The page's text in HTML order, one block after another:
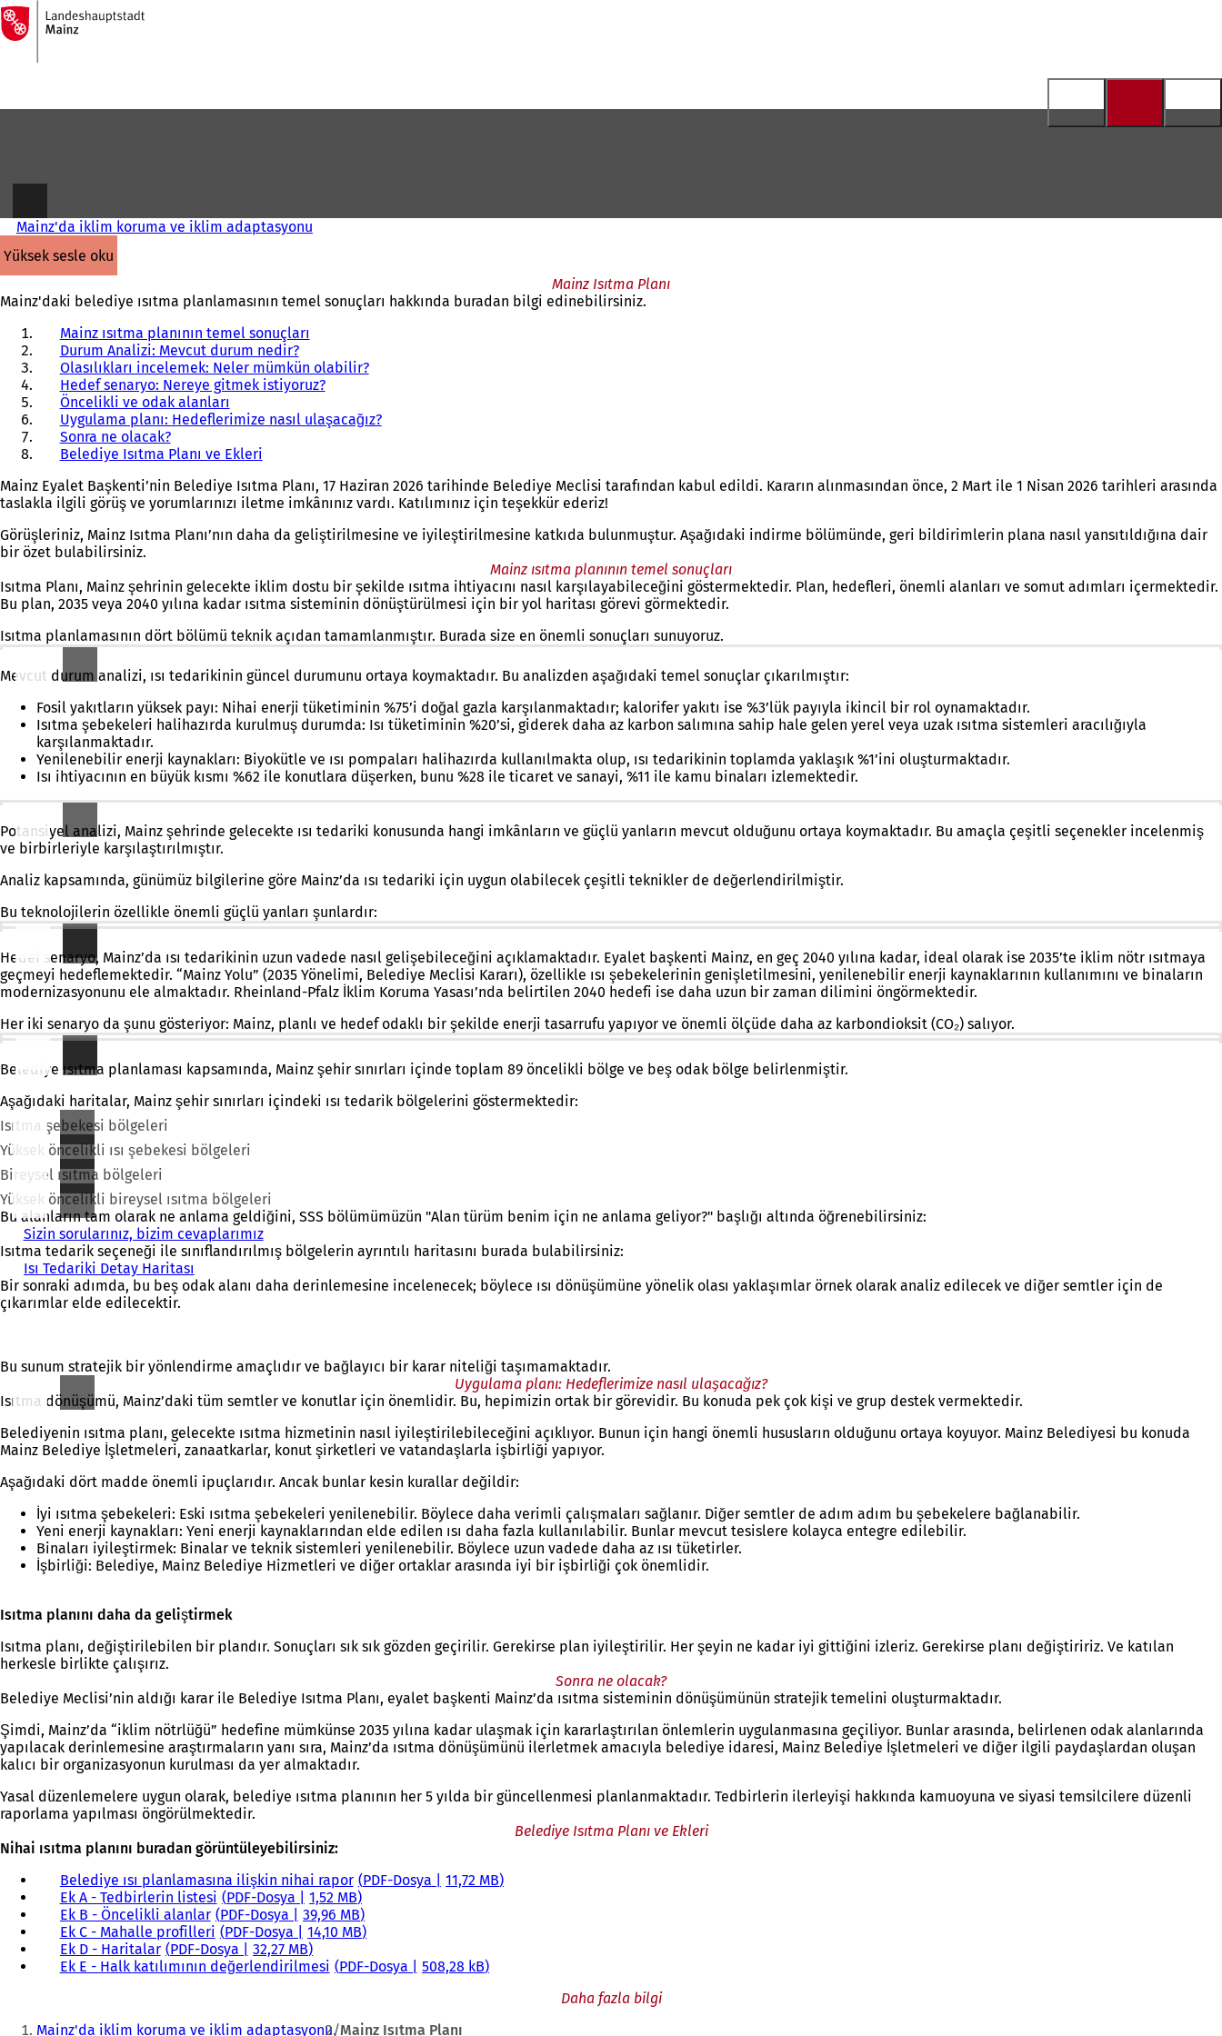
İçeriğe atla
Ana
sayfaya
Mainz'da iklim koruma ve iklim adaptasyonu
yüksek sesle oku
Mainz Isıtma Planı
Mainz'daki belediye ısıtma planlamasının temel sonuçları hakkında buradan bilgi edinebilirsiniz.
Mainz ısıtma planının temel sonuçları
Durum Analizi: Mevcut durum nedir?
Olasılıkları incelemek: Neler mümkün olabilir?
Hedef senaryo: Nereye gitmek istiyoruz?
Öncelikli ve odak alanları
Uygulama planı: Hedeflerimize nasıl ulaşacağız?
Sonra ne olacak?
Belediye Isıtma Planı ve Ekleri
Mainz Eyalet Başkenti’nin Belediye Isıtma Planı, 17 Haziran 2026 tarihinde Belediye Meclisi tarafından kabul edildi. Kararın alınmasından önce, 2 Mart ile 1 Nisan 2026 tarihleri arasında
taslakla ilgili görüş ve yorumlarınızı iletme imkânınız vardı. Katılımınız için teşekkür ederiz!
Görüşleriniz, Mainz Isıtma Planı’nın daha da geliştirilmesine ve iyileştirilmesine katkıda bulunmuştur. Aşağıdaki indirme bölümünde, geri bildirimlerin plana nasıl yansıtıldığına dair
bir özet bulabilirsiniz.
Mainz ısıtma planının temel sonuçları
Isıtma Planı, Mainz şehrinin gelecekte iklim dostu bir şekilde ısıtma ihtiyacını nasıl karşılayabileceğini göstermektedir. Plan, hedefleri, önemli alanları ve somut adımları içermektedir.
Bu plan, 2035 veya 2040 yılına kadar ısıtma sisteminin dönüştürülmesi için bir yol haritası görevi görmektedir.
Isıtma planlamasının dört bölümü teknik açıdan tamamlanmıştır. Burada size en önemli sonuçları sunuyoruz.
Mevcut durum analizi, ısı tedarikinin güncel durumunu ortaya koymaktadır. Bu analizden aşağıdaki temel sonuçlar çıkarılmıştır:
Fosil yakıtların yüksek payı: Nihai enerji tüketiminin %75’i doğal gazla karşılanmaktadır; kalorifer yakıtı ise %3’lük payıyla ikincil bir rol oynamaktadır.
Isıtma şebekeleri halihazırda kurulmuş durumda: Isı tüketiminin %20’si, giderek daha az karbon salımına sahip hale gelen yerel veya uzak ısıtma sistemleri aracılığıyla
karşılanmaktadır.
Yenilenebilir enerji kaynakları: Biyokütle ve ısı pompaları halihazırda kullanılmakta olup, ısı tedarikinin toplamda yaklaşık %1’ini oluşturmaktadır.
Isı ihtiyacının en büyük kısmı %62 ile konutlara düşerken, bunu %28 ile ticaret ve sanayi, %11 ile kamu binaları izlemektedir.
Potansiyel analizi, Mainz şehrinde gelecekte ısı tedariki konusunda hangi imkânların ve güçlü yanların mevcut olduğunu ortaya koymaktadır. Bu amaçla çeşitli seçenekler incelenmiş
ve birbirleriyle karşılaştırılmıştır.
Analiz kapsamında, günümüz bilgilerine göre Mainz’da ısı tedariki için uygun olabilecek çeşitli teknikler de değerlendirilmiştir.
Bu teknolojilerin özellikle önemli güçlü yanları şunlardır:
Hedef senaryo, Mainz’da ısı tedarikinin uzun vadede nasıl gelişebileceğini açıklamaktadır. Eyalet başkenti Mainz, en geç 2040 yılına kadar, ideal olarak ise 2035’te iklim nötr ısıtmaya
geçmeyi hedeflemektedir. “Mainz Yolu” (2035 Yönelimi, Belediye Meclisi Kararı), özellikle ısı şebekelerinin genişletilmesini, yenilenebilir enerji kaynaklarının kullanımını ve binaların
modernizasyonunu ele almaktadır. Rheinland-Pfalz İklim Koruma Yasası’nda belirtilen 2040 hedefi ise daha uzun bir zaman dilimini öngörmektedir.
Her iki senaryo da şunu gösteriyor: Mainz, planlı ve hedef odaklı bir şekilde enerji tasarrufu yapıyor ve önemli ölçüde daha az karbondioksit (CO₂) salıyor.
Belediye ısıtma planlaması kapsamında, Mainz şehir sınırları içinde toplam 89 öncelikli bölge ve beş odak bölge belirlenmiştir.
Aşağıdaki haritalar, Mainz şehir sınırları içindeki ısı tedarik bölgelerini göstermektedir:
Isıtma şebekesi bölgeleri
Yüksek öncelikli ısı şebekesi bölgeleri
Bireysel ısıtma bölgeleri
Yüksek öncelikli bireysel ısıtma bölgeleri
Bu alanların tam olarak ne anlama geldiğini, SSS bölümümüzün "Alan türüm benim için ne anlama geliyor?" başlığı altında öğrenebilirsiniz:
Sizin sorularınız, bizim cevaplarımız
Isıtma tedarik seçeneği ile sınıflandırılmış bölgelerin ayrıntılı haritasını burada bulabilirsiniz:
Isı Tedariki Detay Haritası
Y
i
s
k
m
e
d
e
a
ç
ı
r
Bir sonraki adımda, bu beş odak alanı daha derinlemesine incelenecek; böylece ısı dönüşümüne yönelik olası yaklaşımlar örnek olarak analiz edilecek ve diğer semtler için de
çıkarımlar elde edilecektir.
Bu sunum stratejik bir yönlendirme amaçlıdır ve bağlayıcı bir karar niteliği taşımamaktadır.
Uygulama planı: Hedeflerimize nasıl ulaşacağız?
Isıtma dönüşümü, Mainz’daki tüm semtler ve konutlar için önemlidir. Bu, hepimizin ortak bir görevidir. Bu konuda pek çok kişi ve grup destek vermektedir.
Belediyenin ısıtma planı, gelecekte ısıtma hizmetinin nasıl iyileştirilebileceğini açıklıyor. Bunun için hangi önemli hususların olduğunu ortaya koyuyor. Mainz Belediyesi bu konuda
Mainz Belediye İşletmeleri, zanaatkarlar, konut şirketleri ve vatandaşlarla işbirliği yapıyor.
Aşağıdaki dört madde önemli ipuçlarıdır. Ancak bunlar kesin kurallar değildir:
İyi ısıtma şebekeleri: Eski ısıtma şebekeleri yenilenebilir. Böylece daha verimli çalışmaları sağlanır. Diğer semtler de adım adım bu şebekelere bağlanabilir.
Yeni enerji kaynakları: Yeni enerji kaynaklarından elde edilen ısı daha fazla kullanılabilir. Bunlar mevcut tesislere kolayca entegre edilebilir.
Binaları iyileştirmek: Binalar ve teknik sistemleri yenilenebilir. Böylece uzun vadede daha az ısı tüketirler.
İşbirliği: Belediye, Mainz Belediye Hizmetleri ve diğer ortaklar arasında iyi bir işbirliği çok önemlidir.
Isıtma planını daha da geliştirmek
Isıtma planı, değiştirilebilen bir plandır. Sonuçları sık sık gözden geçirilir. Gerekirse plan iyileştirilir. Her şeyin ne kadar iyi gittiğini izleriz. Gerekirse planı değiştiririz. Ve katılan
herkesle birlikte çalışırız.
Sonra ne olacak?
Belediye Meclisi’nin aldığı karar ile Belediye Isıtma Planı, eyalet başkenti Mainz’da ısıtma sisteminin dönüşümünün stratejik temelini oluşturmaktadır.
Şimdi, Mainz’da “iklim nötrlüğü” hedefine mümkünse 2035 yılına kadar ulaşmak için kararlaştırılan önlemlerin uygulanmasına geçiliyor. Bunlar arasında, belirlenen odak alanlarında
yapılacak derinlemesine araştırmaların yanı sıra, Mainz’da ısıtma dönüşümünü ilerletmek amacıyla belediye idaresi, Mainz Belediye İşletmeleri ve diğer ilgili paydaşlardan oluşan
kalıcı bir organizasyonun kurulması da yer almaktadır.
Yasal düzenlemelere uygun olarak, belediye ısıtma planının her 5 yılda bir güncellenmesi planlanmaktadır. Tedbirlerin ilerleyişi hakkında kamuoyuna ve siyasi temsilcilere düzenli
raporlama yapılması öngörülmektedir.
Belediye Isıtma Planı ve Ekleri
Nihai ısıtma planını buradan görüntüleyebilirsiniz:
Belediye ısı planlamasına ilişkin nihai rapor PDF-Dosya
11,72 MB
Ek A - Tedbirlerin listesi PDF-Dosya
1,52 MB
Ek B - Öncelikli alanlar PDF-Dosya
39,96 MB
Ek C - Mahalle profilleri PDF-Dosya
14,10 MB
Ek D - Haritalar PDF-Dosya
32,27 MB
Ek E - Halk katılımının değerlendirilmesi PDF-Dosya
508,28 kB
Daha fazla bilgi
Buradasınız:
Mainz'da iklim koruma ve iklim adaptasyonu Mainz Isıtma Planı